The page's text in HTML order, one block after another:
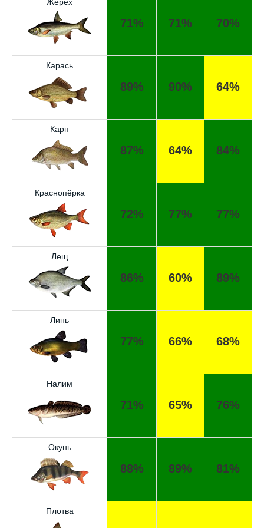
71% 71% 70%
Карась
89% 90% 64%
Карп
87% 64% 84%
Краснопёрка
72% 77% 77%
Лещ
86% 60% 89%
Линь
77% 66% 68%
Налим
71% 65% 76%
Окунь
88% 89% 81%
Плотва
Отличный прогноз клёва! Сегодня поймал
щуку весом 5 кг.